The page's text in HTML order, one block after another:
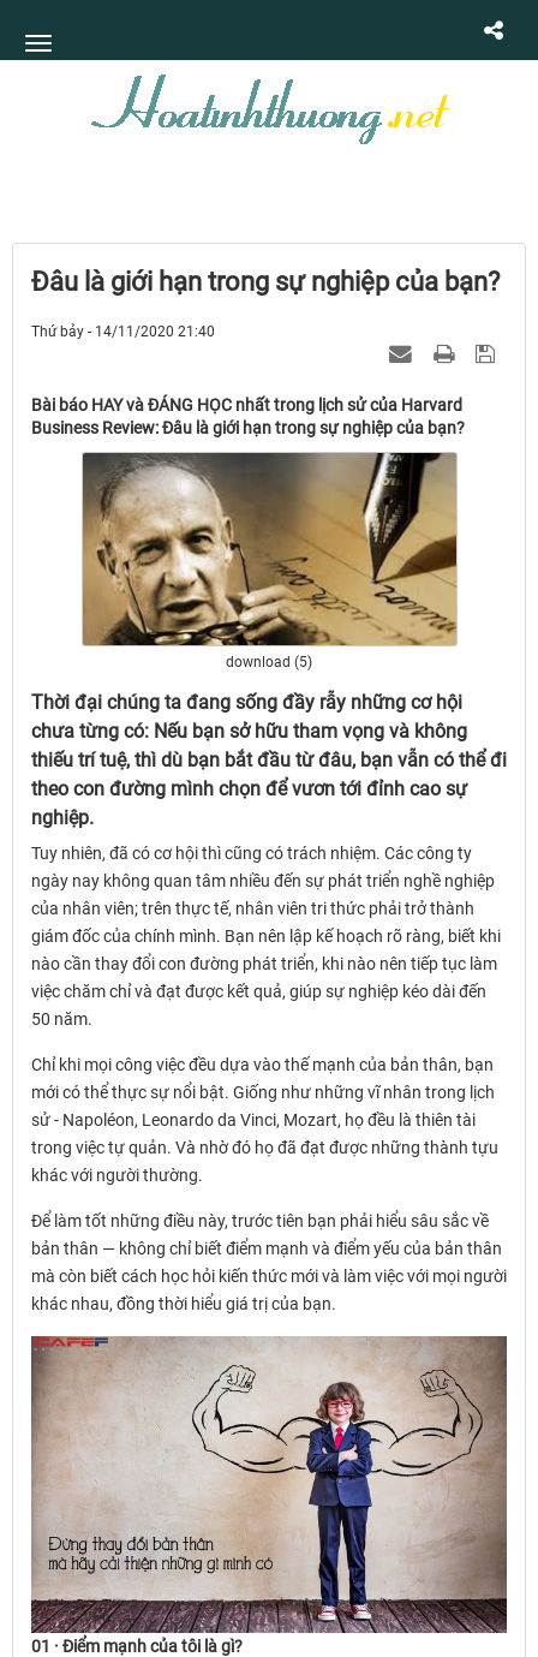
Đâu là giới hạn trong sự nghiệp của bạn?
Thứ bảy - 14/11/2020 21:40
Bài báo HAY và ĐÁNG HỌC nhất trong lịch sử của Harvard
Business Review: Đâu là giới hạn trong sự nghiệp của bạn?
download (5)
Thời đại chúng ta đang sống đầy rẫy những cơ hội
chưa từng có: Nếu bạn sở hữu tham vọng và không
thiếu trí tuệ, thì dù bạn bắt đầu từ đâu, bạn vẫn có thể đi
theo con đường mình chọn để vươn tới đỉnh cao sự
nghiệp.
Tuy nhiên, đã có cơ hội thì cũng có trách nhiệm. Các công ty
ngày nay không quan tâm nhiều đến sự phát triển nghề nghiệp
của nhân viên; trên thực tế, nhân viên tri thức phải trở thành
giám đốc của chính mình. Bạn nên lập kế hoạch rõ ràng, biết khi
nào cần thay đổi con đường phát triển, khi nào nên tiếp tục làm
việc chăm chỉ và đạt được kết quả, giúp sự nghiệp kéo dài đến
50 năm.
Chỉ khi mọi công việc đều dựa vào thế mạnh của bản thân, bạn
mới có thể thực sự nổi bật. Giống như những vĩ nhân trong lịch
sử - Napoléon, Leonardo da Vinci, Mozart, họ đều là thiên tài
trong việc tự quản. Và nhờ đó họ đã đạt được những thành tựu
khác với người thường.
Để làm tốt những điều này, trước tiên bạn phải hiểu sâu sắc về
bản thân — không chỉ biết điểm mạnh và điểm yếu của bản thân
mà còn biết cách học hỏi kiến ​​thức mới và làm việc với mọi người
khác nhau, đồng thời hiểu giá trị của bạn.
01 · Điểm mạnh của tôi là gì?